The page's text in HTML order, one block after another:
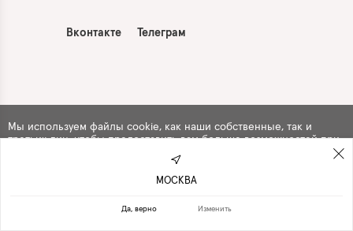
Вконтакте Телеграм
Мы используем файлы cookie, как наши собственные, так и
третьих лиц, чтобы предоставить вам больше возможностей при
использовании сайта. Продолжая навигацию по сайту, вы
с их использованием .
МОСКВА
Да, верно Изменить